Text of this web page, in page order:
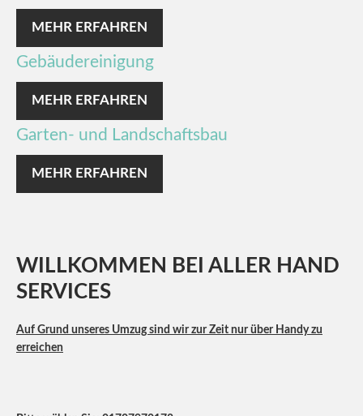
MEHR ERFAHREN
Gebäudereinigung
MEHR ERFAHREN
Garten- und Landschaftsbau
MEHR ERFAHREN
WILLKOMMEN BEI ALLER HAND
SERVICES
Auf Grund unseres Umzug sind wir zur Zeit nur über Handy zu
erreichen